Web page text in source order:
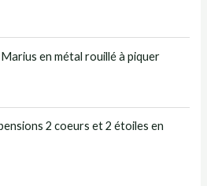
en métal rouillé à piquer
2 coeurs et 2 étoiles en